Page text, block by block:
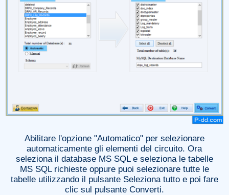
Abilitare l'opzione "Automatico" per selezionare
automaticamente gli elementi del circuito. Ora
seleziona il database MS SQL e seleziona le tabelle
MS SQL richieste oppure puoi selezionare tutte le
tabelle utilizzando il pulsante Seleziona tutto e poi fare
clic sul pulsante Converti.